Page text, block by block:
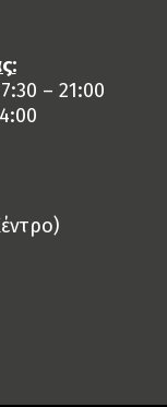
– 21:00